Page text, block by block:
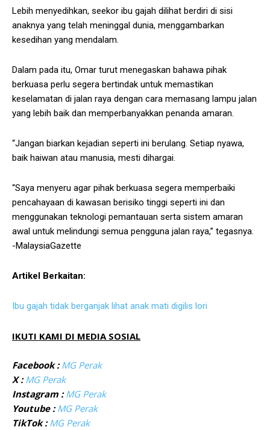
Lebih menyedihkan, seekor ibu gajah dilihat berdiri di sisi
anaknya yang telah meninggal dunia, menggambarkan
kesedihan yang mendalam.
Dalam pada itu, Omar turut menegaskan bahawa pihak
berkuasa perlu segera bertindak untuk memastikan
keselamatan di jalan raya dengan cara memasang lampu jalan
yang lebih baik dan memperbanyakkan penanda amaran.
“Jangan biarkan kejadian seperti ini berulang. Setiap nyawa,
baik haiwan atau manusia, mesti dihargai.
“Saya menyeru agar pihak berkuasa segera memperbaiki
pencahayaan di kawasan berisiko tinggi seperti ini dan
menggunakan teknologi pemantauan serta sistem amaran
awal untuk melindungi semua pengguna jalan raya,” tegasnya.
-MalaysiaGazette
Artikel Berkaitan:
Ibu gajah tidak berganjak lihat anak mati digilis lori
IKUTI KAMI DI MEDIA SOSIAL
Facebook : MG Perak
X : MG Perak
Instagram : MG Perak
Youtube : MG Perak
TikTok : MG Perak